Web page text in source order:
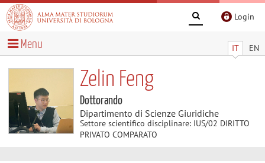
Login
IT EN
Menu
Zelin Feng
Dottorando
Dipartimento di Scienze Giuridiche
Settore scientifico disciplinare: IUS/02 DIRITTO
PRIVATO COMPARATO